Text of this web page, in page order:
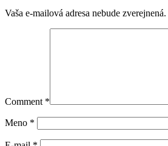
Vaša e-mailová adresa nebude zverejnená.
Comment *
Meno *